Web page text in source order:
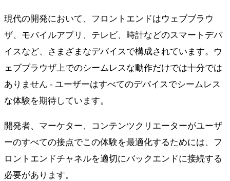
現代の開発において、フロントエンドはウェブブラウ
ザ、モバイルアプリ、テレビ、時計などのスマートデバ
イスなど、さまざまなデバイスで構成されています。ウ
ェブブラウザ上でのシームレスな動作だけでは十分では
ありません - ユーザーはすべてのデバイスでシームレス
な体験を期待しています。
開発者、マーケター、コンテンツクリエーターがユーザ
ーのすべての接点でこの体験を最適化するためには、フ
ロントエンドチャネルを適切にバックエンドに接続する
必要があります。